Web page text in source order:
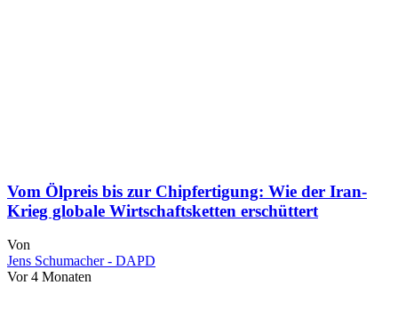
Vom Ölpreis bis zur Chipfertigung: Wie der Iran-
Krieg globale Wirtschaftsketten erschüttert
Von
Jens Schumacher - DAPD
Vor 4 Monaten